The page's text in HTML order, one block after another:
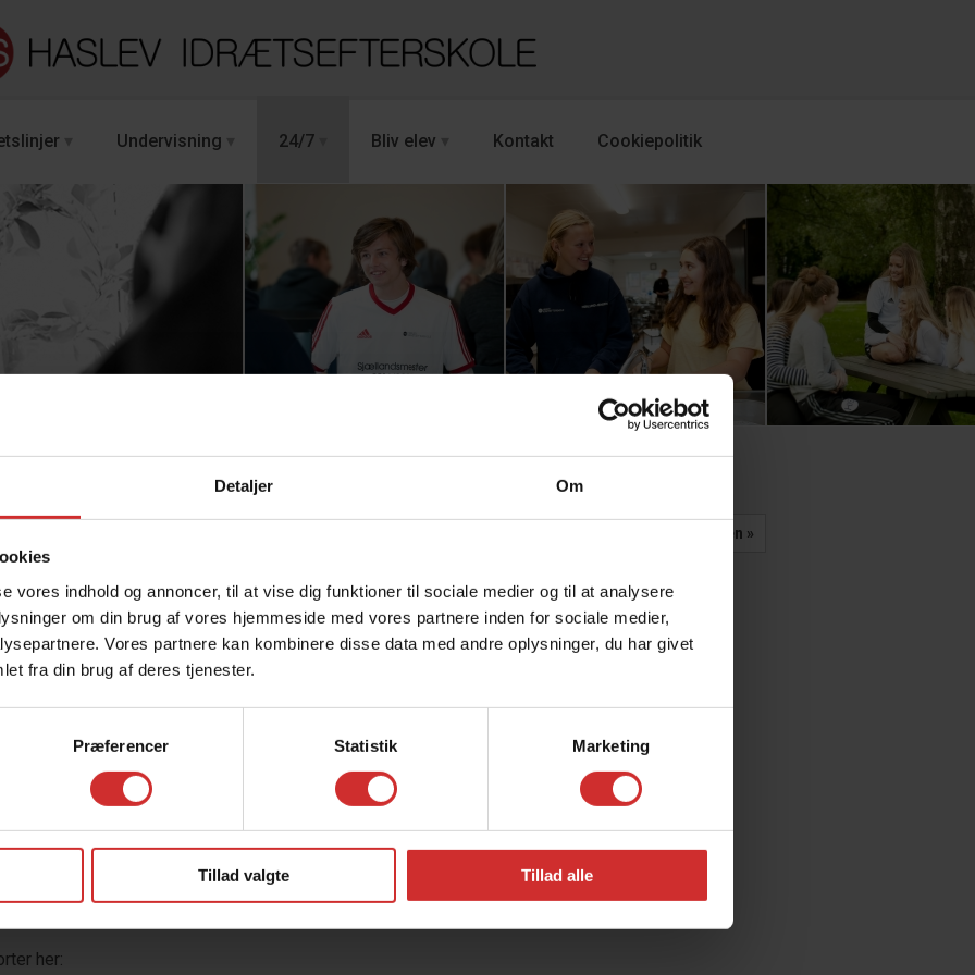
Detaljer Om
vores indhold og annoncer, til at vise dig funktioner til sociale medier og til at analysere
om din brug af vores hjemmeside med vores partnere inden for sociale medier,
Vores partnere kan kombinere disse data med andre oplysninger, du har givet
fra din brug af deres tjenester.
Præferencer Statistik Marketing
Tillad valgte Tillad alle
Undervisning 24/7 Bliv elev Kontakt Cookiepolitik
hvad de kan for at lave lækker og sund
tilgodeser idrætsaktive unge
Vi ønsker at give eleverne sunde
for egen sundhed.
og ser lækker ud. Der anvendes
og lægeordineret diæt.
her:
Se hele kalenderen